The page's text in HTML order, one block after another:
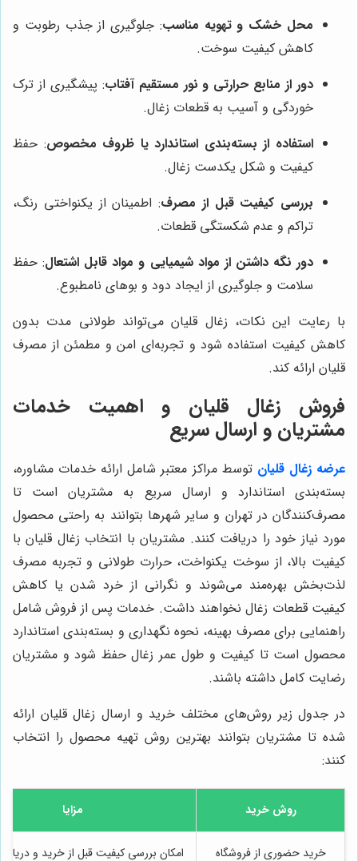
محل خشک و تهویه مناسب: جلوگیری از جذب رطوبت و
کاهش کیفیت سوخت.
دور از منابع حرارتی و نور مستقیم آفتاب: پیشگیری از ترک
خوردگی و آسیب به قطعات زغال.
استفاده از بسته‌بندی استاندارد یا ظروف مخصوص: حفظ
کیفیت و شکل یکدست زغال.
بررسی کیفیت قبل از مصرف: اطمینان از یکنواختی رنگ،
تراکم و عدم شکستگی قطعات.
دور نگه داشتن از مواد شیمیایی و مواد قابل اشتعال: حفظ
سلامت و جلوگیری از ایجاد دود و بوهای نامطبوع.
با رعایت این نکات، زغال قلیان می‌تواند طولانی مدت بدون
کاهش کیفیت استفاده شود و تجربه‌ای امن و مطمئن از مصرف
قلیان ارائه کند.
فروش زغال قلیان و اهمیت خدمات
مشتریان و ارسال سریع
عرضه زغال قلیان توسط مراکز معتبر شامل ارائه خدمات مشاوره،
بسته‌بندی استاندارد و ارسال سریع به مشتریان است تا
مصرف‌کنندگان در تهران و سایر شهرها بتوانند به راحتی محصول
مورد نیاز خود را دریافت کنند. مشتریان با انتخاب زغال قلیان با
کیفیت بالا، از سوخت یکنواخت، حرارت طولانی و تجربه مصرف
لذت‌بخش بهره‌مند می‌شوند و نگرانی از خرد شدن یا کاهش
کیفیت قطعات زغال نخواهند داشت. خدمات پس از فروش شامل
راهنمایی برای مصرف بهینه، نحوه نگهداری و بسته‌بندی استاندارد
محصول است تا کیفیت و طول عمر زغال حفظ شود و مشتریان
رضایت کامل داشته باشند.
در جدول زیر روش‌های مختلف خرید و ارسال زغال قلیان ارائه
شده تا مشتریان بتوانند بهترین روش تهیه محصول را انتخاب
کنند:
روش خرید مزایا
خرید حضوری از فروشگاه امکان بررسی کیفیت قبل از خرید و